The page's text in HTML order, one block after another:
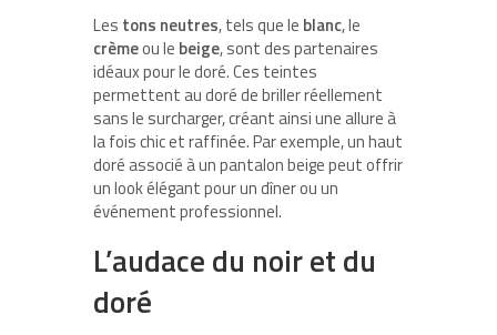
Les tons neutres, tels que le blanc, le
crèmeou le beige, sont des partenaires
idéaux pour le doré. Ces teintes
permettent au doré de briller réellement
sans le surcharger, créant ainsi une allure à
la fois chic et raffinée. Par exemple, un haut
doré associé à un pantalon beige peut offrir
un look élégant pour un dîner ou un
événement professionnel.
L’audace du noir et du
doré